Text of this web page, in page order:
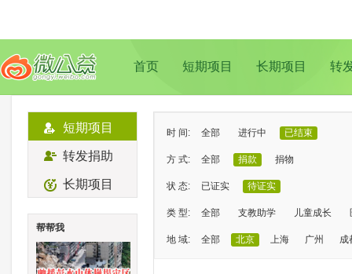
首页 短期项目 长期项目 转
短期项目
转发捐助
长期项目
帮帮我
时 间: 全部 进行中 已结束
方 式: 全部 捐款 捐物
状 态: 已证实 待证实
类 型: 全部 支教助学 儿童成长
地 域: 全部 北京 上海 广州 成